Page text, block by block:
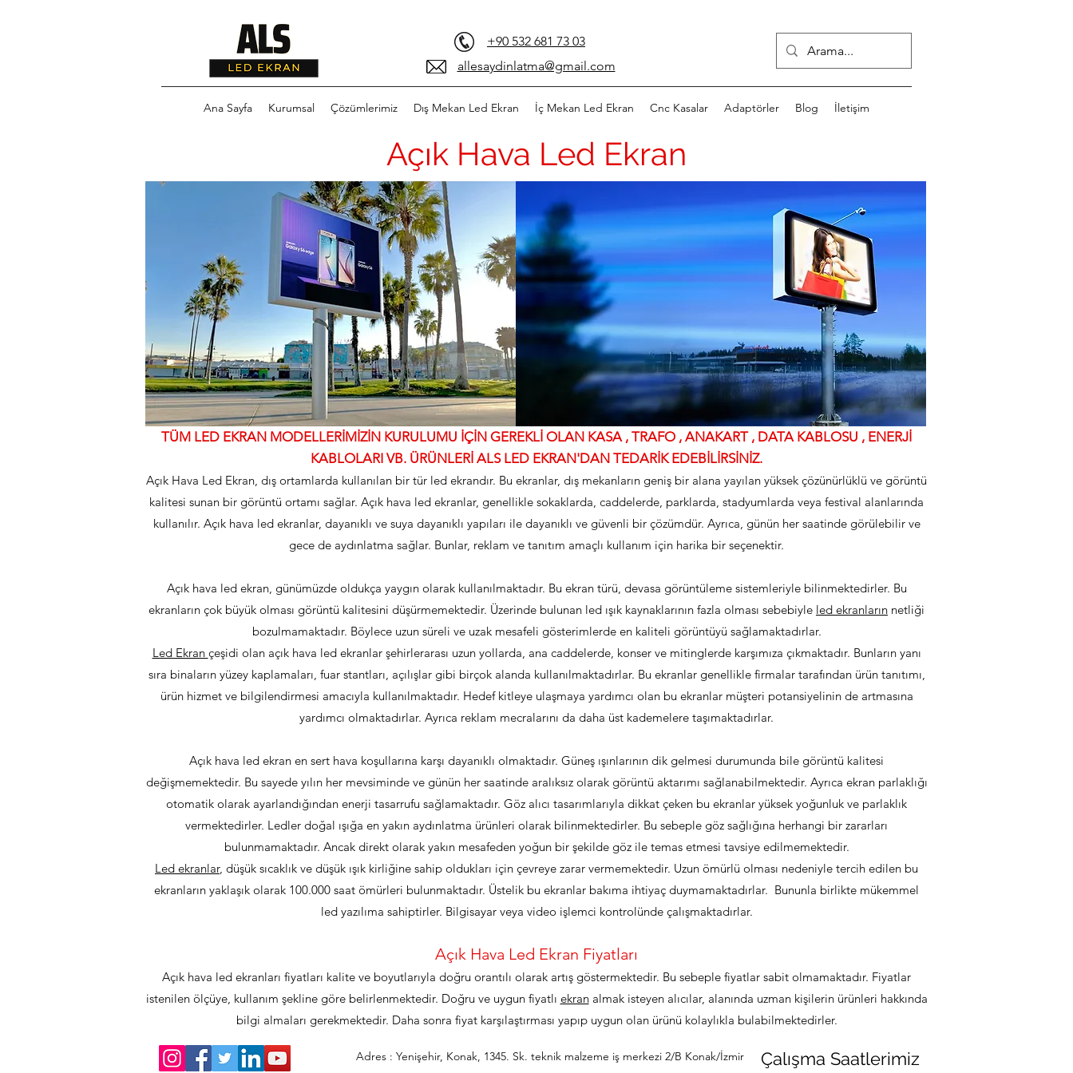
+90 532 681 73 03
allesaydinlatma@gmail.com
Ana Sayfa Kurumsal Çözümlerimiz Dış Mekan Led Ekran İç Mekan Led Ekran Cnc Kasalar Adaptörler Blog İletişim
Açık Hava Led Ekran
TÜM LED EKRAN MODELLERİMİZİN KURULUMU İÇİN GEREKLİ OLAN KASA , TRAFO , ANAKART , DATA KABLOSU , ENERJİ
KABLOLARI VB. ÜRÜNLERİ ALS LED EKRAN'DAN TEDARİK EDEBİLİRSİNİZ.
Açık Hava Led Ekran, dış ortamlarda kullanılan bir tür led ekrandır. Bu ekranlar, dış mekanların geniş bir alana yayılan yüksek çözünürlüklü ve görüntü
kalitesi sunan bir görüntü ortamı sağlar. Açık hava led ekranlar, genellikle sokaklarda, caddelerde, parklarda, stadyumlarda veya festival alanlarında
kullanılır. Açık hava led ekranlar, dayanıklı ve suya dayanıklı yapıları ile dayanıklı ve güvenli bir çözümdür. Ayrıca, günün her saatinde görülebilir ve
gece de aydınlatma sağlar. Bunlar, reklam ve tanıtım amaçlı kullanım için harika bir seçenektir.
Açık hava led ekran, günümüzde oldukça yaygın olarak kullanılmaktadır. Bu ekran türü, devasa görüntüleme sistemleriyle bilinmektedirler. Bu
ekranların çok büyük olması görüntü kalitesini düşürmemektedir. Üzerinde bulunan led ışık kaynaklarının fazla olması sebebiyle led ekranların netliği
bozulmamaktadır. Böylece uzun süreli ve uzak mesafeli gösterimlerde en kaliteli görüntüyü sağlamaktadırlar.
Led Ekran çeşidi olan açık hava led ekranlar şehirlerarası uzun yollarda, ana caddelerde, konser ve mitinglerde karşımıza çıkmaktadır. Bunların yanı
sıra binaların yüzey kaplamaları, fuar stantları, açılışlar gibi birçok alanda kullanılmaktadırlar. Bu ekranlar genellikle firmalar tarafından ürün tanıtımı,
ürün hizmet ve bilgilendirmesi amacıyla kullanılmaktadır. Hedef kitleye ulaşmaya yardımcı olan bu ekranlar müşteri potansiyelinin de artmasına
yardımcı olmaktadırlar. Ayrıca reklam mecralarını da daha üst kademelere taşımaktadırlar.
Açık hava led ekran en sert hava koşullarına karşı dayanıklı olmaktadır. Güneş ışınlarının dik gelmesi durumunda bile görüntü kalitesi
değişmemektedir. Bu sayede yılın her mevsiminde ve günün her saatinde aralıksız olarak görüntü aktarımı sağlanabilmektedir. Ayrıca ekran parlaklığı
otomatik olarak ayarlandığından enerji tasarrufu sağlamaktadır. Göz alıcı tasarımlarıyla dikkat çeken bu ekranlar yüksek yoğunluk ve parlaklık
vermektedirler. Ledler doğal ışığa en yakın aydınlatma ürünleri olarak bilinmektedirler. Bu sebeple göz sağlığına herhangi bir zararları
bulunmamaktadır. Ancak direkt olarak yakın mesafeden yoğun bir şekilde göz ile temas etmesi tavsiye edilmemektedir.
Led ekranlar, düşük sıcaklık ve düşük ışık kirliğine sahip oldukları için çevreye zarar vermemektedir. Uzun ömürlü olması nedeniyle tercih edilen bu
ekranların yaklaşık olarak 100.000 saat ömürleri bulunmaktadır. Üstelik bu ekranlar bakıma ihtiyaç duymamaktadırlar. Bununla birlikte mükemmel
led yazılıma sahiptirler. Bilgisayar veya video işlemci kontrolünde çalışmaktadırlar.
Açık Hava Led Ekran Fiyatları
Açık hava led ekranları fiyatları kalite ve boyutlarıyla doğru orantılı olarak artış göstermektedir. Bu sebeple fiyatlar sabit olmamaktadır. Fiyatlar
istenilen ölçüye, kullanım şekline göre belirlenmektedir. Doğru ve uygun fiyatlı ekranalmak isteyen alıcılar, alanında uzman kişilerin ürünleri hakkında
bilgi almaları gerekmektedir. Daha sonra fiyat karşılaştırması yapıp uygun olan ürünü kolaylıkla bulabilmektedirler.
Adres : Yenişehir, Konak, 1345. Sk. teknik malzeme iş merkezi 2/B Konak/İzmir Çalışma Saatlerimiz